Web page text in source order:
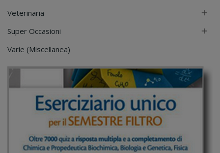
Veterinaria 
Super Occasioni 
Varie (Miscellanea)